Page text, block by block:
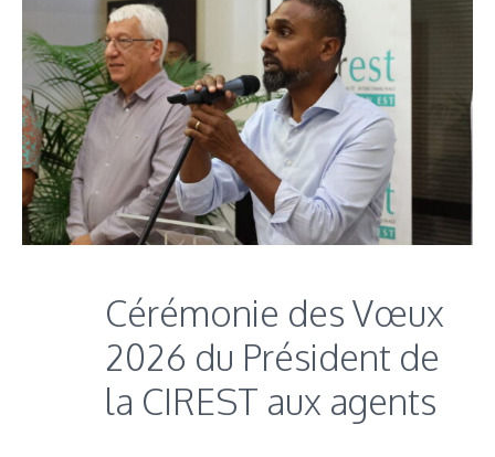
Cérémonie des Vœux
2026 du Président de
la CIREST aux agents